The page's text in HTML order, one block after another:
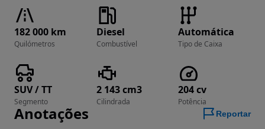
182 000 km
Quilómetros
Diesel
Combustível
Automática
Tipo de Caixa
SUV / TT
Segmento
2 143 cm3
Cilindrada
204 cv
Potência
Anotações Reportar